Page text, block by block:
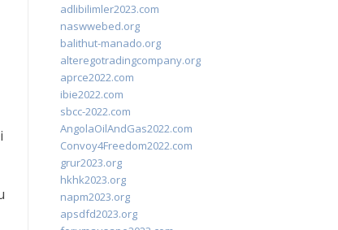
adlibilimler2023.com
naswwebed.org
balithut-manado.org
alteregotradingcompany.org
aprce2022.com
ibie2022.com
sbcc-2022.com
AngolaOilAndGas2022.com
Convoy4Freedom2022.com
grur2023.org
hkhk2023.org
napm2023.org
apsdfd2023.org